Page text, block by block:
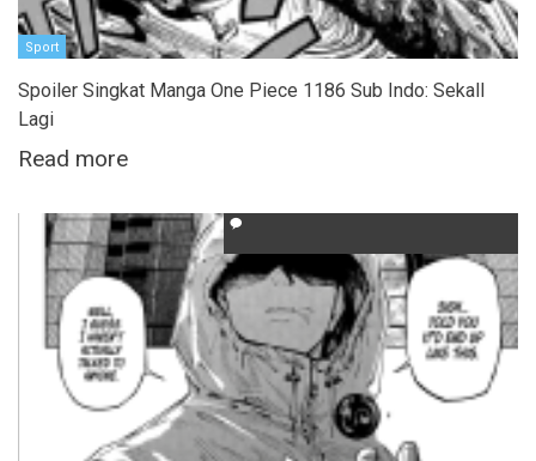
Sport
Spoiler Singkat Manga One Piece 1186 Sub Indo: SekalI
Lagi
Read more